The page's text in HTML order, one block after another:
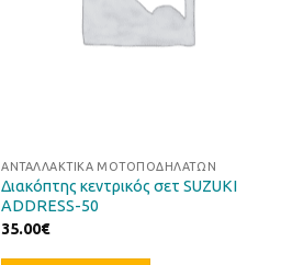
ΑΝΤΑΛΛΑΚΤΙΚΆ ΜΟΤΟΠΟΔΗΛΆΤΩΝ
Διακόπτης κεντρικός σετ SUZUKI
ADDRESS-50
35.00€